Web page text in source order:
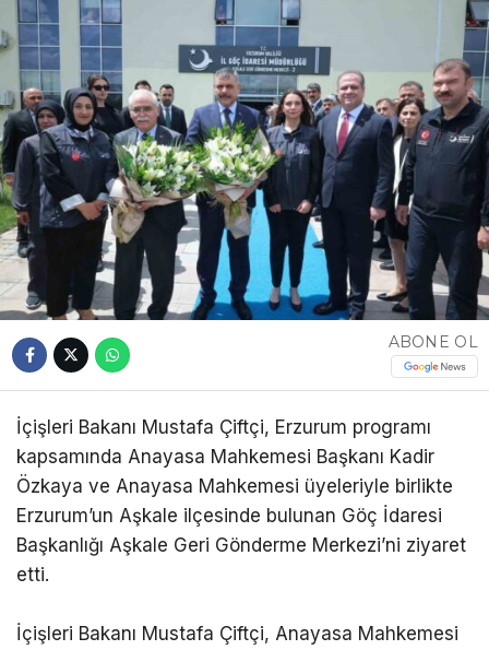
ABONE OL
İçişleri Bakanı Mustafa Çiftçi, Erzurum programı
kapsamında Anayasa Mahkemesi Başkanı Kadir
Özkaya ve Anayasa Mahkemesi üyeleriyle birlikte
Erzurum’un Aşkale ilçesinde bulunan Göç İdaresi
Başkanlığı Aşkale Geri Gönderme Merkezi’ni ziyaret
etti.
İçişleri Bakanı Mustafa Çiftçi, Anayasa Mahkemesi